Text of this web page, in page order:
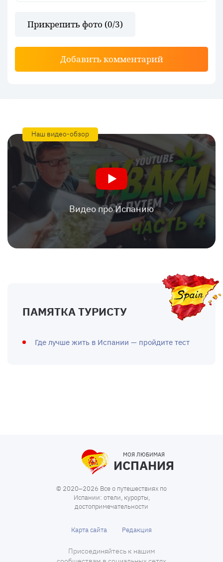
Прикрепить фото (0/3)
Добавить комментарий
Наш видео-обзор
Видео про Испанию
ПАМЯТКА ТУРИСТУ
Где лучше жить в Испании — пройдите тест
МОЯ ЛЮБИМАЯ
ИСПАНИЯ
© 2020–2026 Все о путешествиях по
Испании: отели, курорты,
достопримечательности
Карта сайта Редакция
Присоединяйтесь к нашим